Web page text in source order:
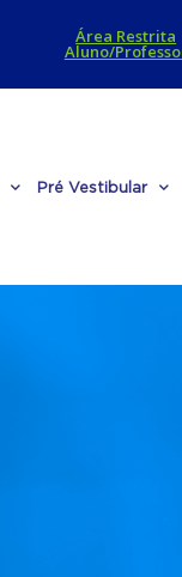
Área Restrita
Aluno/
Pré Vestibular